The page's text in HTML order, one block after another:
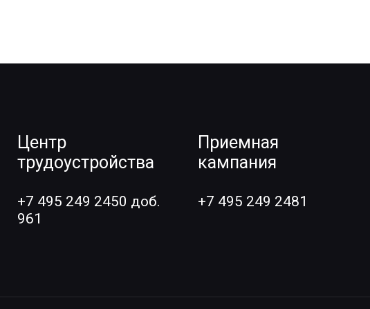
Центр
трудоустройства
+7 495 249 2450 доб.
961
Приемная
кампания
+7 495 249 2481